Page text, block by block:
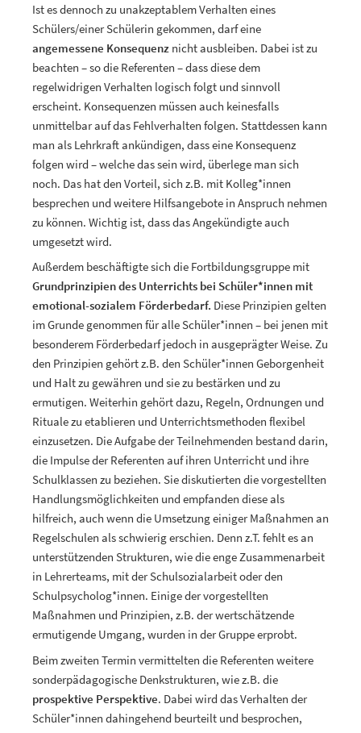
Ist es dennoch zu unakzeptablem Verhalten eines
Schülers/einer Schülerin gekommen, darf eine
angemessene Konsequenz nicht ausbleiben. Dabei ist zu
beachten – so die Referenten – dass diese dem
regelwidrigen Verhalten logisch folgt und sinnvoll
erscheint. Konsequenzen müssen auch keinesfalls
unmittelbar auf das Fehlverhalten folgen. Stattdessen kann
man als Lehrkraft ankündigen, dass eine Konsequenz
folgen wird – welche das sein wird, überlege man sich
noch. Das hat den Vorteil, sich z.B. mit Kolleg*innen
besprechen und weitere Hilfsangebote in Anspruch nehmen
zu können. Wichtig ist, dass das Angekündigte auch
umgesetzt wird.
Außerdem beschäftigte sich die Fortbildungsgruppe mit
Grundprinzipien des Unterrichts bei Schüler*innen mit
emotional-sozialem Förderbedarf. Diese Prinzipien gelten
im Grunde genommen für alle Schüler*innen – bei jenen mit
besonderem Förderbedarf jedoch in ausgeprägter Weise. Zu
den Prinzipien gehört z.B. den Schüler*innen Geborgenheit
und Halt zu gewähren und sie zu bestärken und zu
ermutigen. Weiterhin gehört dazu, Regeln, Ordnungen und
Rituale zu etablieren und Unterrichtsmethoden flexibel
einzusetzen. Die Aufgabe der Teilnehmenden bestand darin,
die Impulse der Referenten auf ihren Unterricht und ihre
Schulklassen zu beziehen. Sie diskutierten die vorgestellten
Handlungsmöglichkeiten und empfanden diese als
hilfreich, auch wenn die Umsetzung einiger Maßnahmen an
Regelschulen als schwierig erschien. Denn z.T. fehlt es an
unterstützenden Strukturen, wie die enge Zusammenarbeit
in Lehrerteams, mit der Schulsozialarbeit oder den
Schulpsycholog*innen. Einige der vorgestellten
Maßnahmen und Prinzipien, z.B. der wertschätzende
ermutigende Umgang, wurden in der Gruppe erprobt.
Beim zweiten Termin vermittelten die Referenten weitere
sonderpädagogische Denkstrukturen, wie z.B. die
prospektive Perspektive. Dabei wird das Verhalten der
Schüler*innen dahingehend beurteilt und besprochen,